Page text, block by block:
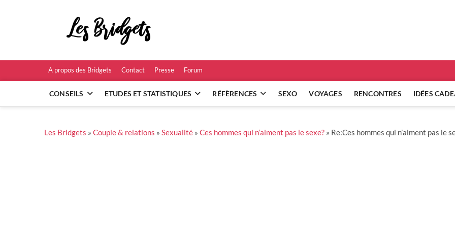
A propos des Bridgets Contact Presse Forum
CONSEILS ETUDES ET STATISTIQUES RÉFÈRENCES SEXO VOYAGES RENCONTRES IDÉES
Les Bridgets » Couple & relations » Sexualité » Ces hommes qui n’aiment pas le sexe? » Re:Ces hommes qui n’aiment pas le